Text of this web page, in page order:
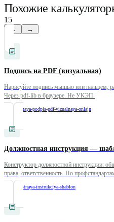
Похожие
15
← →
Подпись на PDF (визуальная)
Нарисуйте подпись мышью или пальцем,
Через pdf-lib в браузере. Не УКЭП.
elektronnaya-podpis-pdf-vizualnaya-onlajn
Должностная инструкция —
Конструктор должностной инструкции:
права, ответственность. По
dolzhnostnaya-instrukciya-shablon